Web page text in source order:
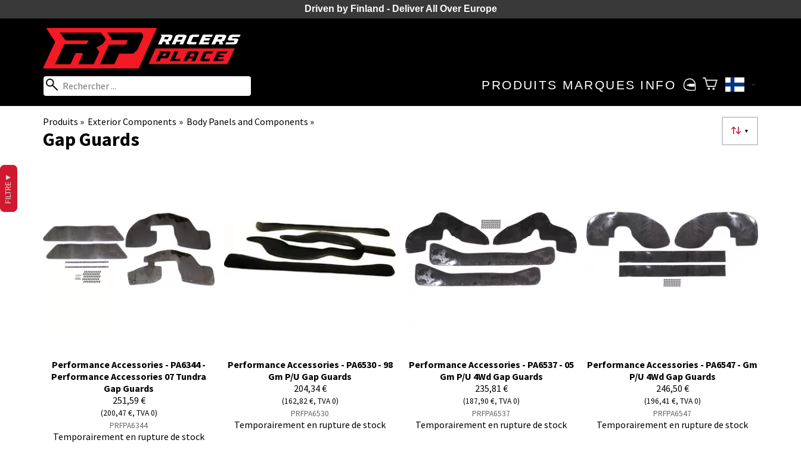
Driven by Finland - Deliver All Over Europe
PRODUITS MARQUES INFO
Produits ‪» Exterior Components ‪» Body Panels and Components ‪»
▼
Gap Guards
FILTRE
▼
Performance Accessories - PA6344 -
Performance Accessories 07 Tundra
Gap Guards
251,59 €
(200,47 €, TVA 0)
PRFPA6344
Temporairement en rupture de stock
Performance Accessories - PA6530 - 98
Gm P/U Gap Guards
204,34 €
(162,82 €, TVA 0)
PRFPA6530
Temporairement en rupture de stock
Performance Accessories - PA6537 - 05
Gm P/U 4Wd Gap Guards
235,81 €
(187,90 €, TVA 0)
PRFPA6537
Temporairement en rupture de stock
Performance Accessories - PA6547 - Gm
P/U 4Wd Gap Guards
246,50 €
(196,41 €, TVA 0)
PRFPA6547
Temporairement en rupture de stock